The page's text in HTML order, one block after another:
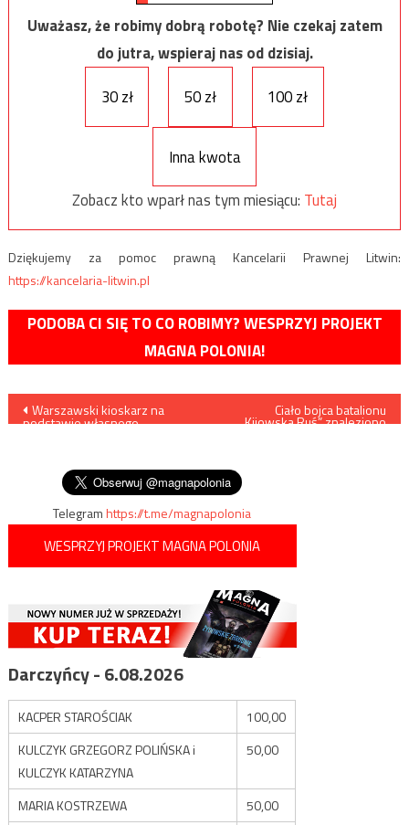
Uważasz, że robimy dobrą robotę? Nie czekaj zatem
do jutra, wspieraj nas od dzisiaj.
30 zł
50 zł 100 zł
Inna kwota
Zobacz kto wparł nas tym miesiącu: Tutaj
Dziękujemy za pomoc prawną Kancelarii Prawnej Litwin:
https://kancelaria-litwin.pl
PODOBA CI SIĘ TO CO ROBIMY? WESPRZYJ PROJEKT
MAGNA POLONIA!
Nawigacja
Warszawski kioskarz na
podstawie własnego
Ciało bojca batalionu
„Kijowska Ruś” znaleziono
Telegramhttps://t.me/magnapolonia
WESPRZYJ PROJEKT MAGNA POLONIA
Darczyńcy - 6.08.2026
KACPER STAROŚCIAK
100,00
KULCZYK GRZEGORZ POLIŃSKA i
KULCZYK KATARZYNA
50,00
MARIA KOSTRZEWA 50,00